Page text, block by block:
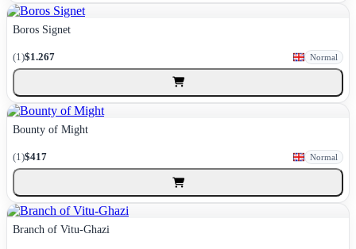
Boros Signet
(1)$1.267 Normal
Bounty of Might
(1)$417 Normal
Branch of Vitu-Ghazi